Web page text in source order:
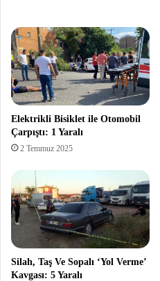
Elektrikli Bisiklet ile Otomobil
Çarpıştı: 1 Yaralı
2 Temmuz 2025
Silah, Taş Ve Sopalı ‘Yol Verme’
Kavgası: 5 Yaralı